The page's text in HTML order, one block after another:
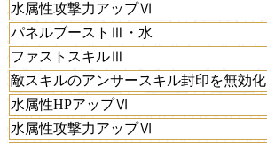
水属性攻撃力アップⅥ
パネルブーストⅢ・水
ファストスキルⅢ
敵スキルのアンサースキル封印を無効化
水属性HPアップⅥ
水属性攻撃力アップⅥ